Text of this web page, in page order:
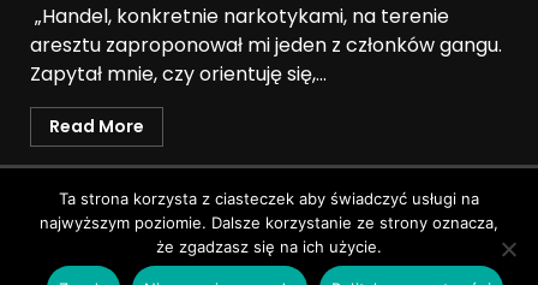
„Handel, konkretnie narkotykami, na terenie
aresztu zaproponował mi jeden z członków gangu.
Zapytał mnie, czy orientuję się,...
Read More
Polityka prywatności
Wszystkie prawa zastrzeżone © Pruszków News
DarkNewsby AF themes.
Ta strona korzysta z ciasteczek aby świadczyć usługi na
najwyższym poziomie. Dalsze korzystanie ze strony oznacza,
że zgadzasz się na ich użycie.